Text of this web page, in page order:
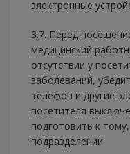
электронные
3.7. Перед
медицинский
отсутствии у
заболеваний,
телефон и другие
посетителя
подготовить к
подразделении.